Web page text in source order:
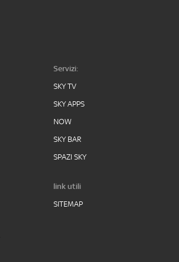
Servizi:
SKY TV
SKY APPS
NOW
SKY BAR
SPAZI SKY
link utili
SITEMAP